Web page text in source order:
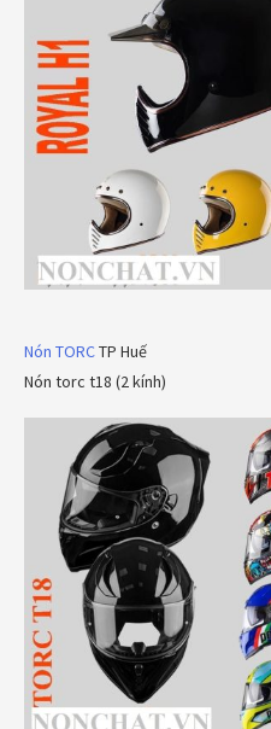
Nón TORCTP Huế
Nón torc t18 (2 kính)